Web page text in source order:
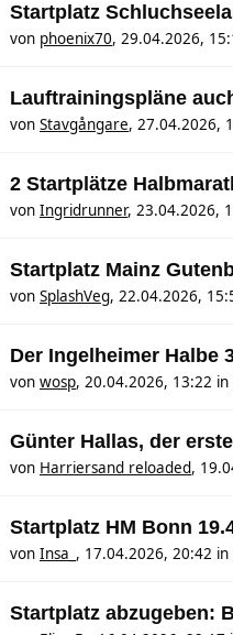
Startplatz
von phoenix70, 29.04.2026,
Lauftrainingspläne
von Stavgångare, 27.04.2026,
2 Startplätze
von Ingridrunner, 23.04.2026,
Startplatz Mainz
von SplashVeg, 22.04.2026,
Der Ingelheimer Halbe
von wosp, 20.04.2026, 13:22 in
Günter Hallas, der
von Harriersand reloaded,
Startplatz HM Bonn
von Insa_ , 17.04.2026, 20:42 in
Startplatz abzugeben: